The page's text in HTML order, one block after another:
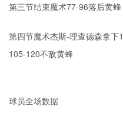
第三节结束魔术77-96落后黄蜂
第四节魔术杰斯-理查德森拿
105-120不敌黄蜂
球员全场数据